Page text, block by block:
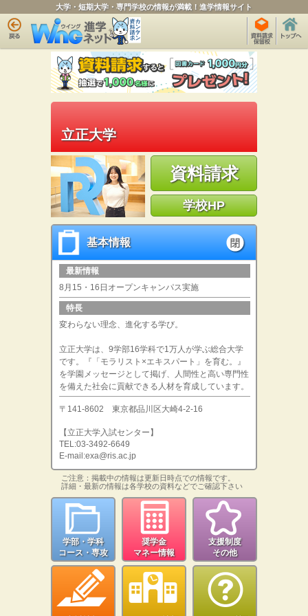
大学・短期大学・専門学校の情報が満載！進学情報サイト
立正大学
資料請求
学校HP
基本情報
基本情報
最新情報
8月15・16日オープンキャンパス実施
特長
変わらない理念、進化する学び。
立正大学は、9学部16学科で1万人が学ぶ総合大学
です。『「モラリスト×エキスパート」を育む。』
を学園メッセージとして掲げ、人間性と高い専門性
を備えた社会に貢献できる人材を育成しています。
〒141-8602 東京都品川区大崎4-2-16
【立正大学入試センター】
TEL:03-3492-6649
E-mail:exa@ris.ac.jp
ご注意：掲載中の情報は更新日時点での情報です。
詳細・最新の情報は各学校の資料などでご確認下さい
学部・学科
コース・専攻
奨学金
マネー情報
支援制度
その他